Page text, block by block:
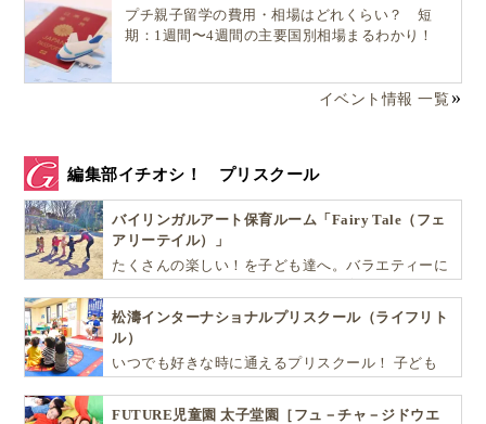
プチ親子留学の費用・相場はどれくらい？ 短
期：1週間〜4週間の主要国別相場まるわかり！
イベント情報 一覧
編集部イチオシ！ プリスクール
バイリンガルアート保育ルーム「Fairy Tale（フェ
アリーテイル）」
たくさんの楽しい！を子ども達へ。バラエティーに
『生きる力』を育てます。
松濤インターナショナルプリスクール（ライフリト
ル）
いつでも好きな時に通えるプリスクール！ 子ども
自ら進んで学ぶこと、考える力を育みます
FUTURE児童園 太子堂園［フュ－チャ－ジドウエ